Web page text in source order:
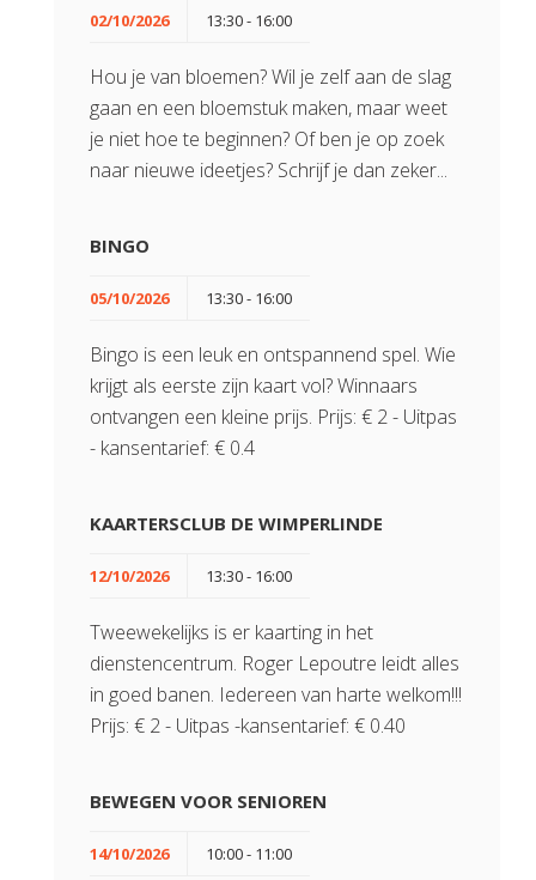
02/10/2026 13:30 - 16:00
Hou je van bloemen? Wil je zelf aan de slag
gaan en een bloemstuk maken, maar weet
je niet hoe te beginnen? Of ben je op zoek
naar nieuwe ideetjes? Schrijf je dan zeker...
BINGO
05/10/2026 13:30 - 16:00
Bingo is een leuk en ontspannend spel. Wie
krijgt als eerste zijn kaart vol? Winnaars
ontvangen een kleine prijs. Prijs: € 2 - Uitpas
- kansentarief: € 0.4
KAARTERSCLUB DE WIMPERLINDE
12/10/2026 13:30 - 16:00
Tweewekelijks is er kaarting in het
dienstencentrum. Roger Lepoutre leidt alles
in goed banen. Iedereen van harte welkom!!!
Prijs: € 2 - Uitpas -kansentarief: € 0.40
BEWEGEN VOOR SENIOREN
14/10/2026 10:00 - 11:00